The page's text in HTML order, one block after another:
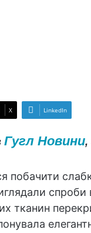
X LinkedIn
Гугл Новини,
побачити
спроби
тканин